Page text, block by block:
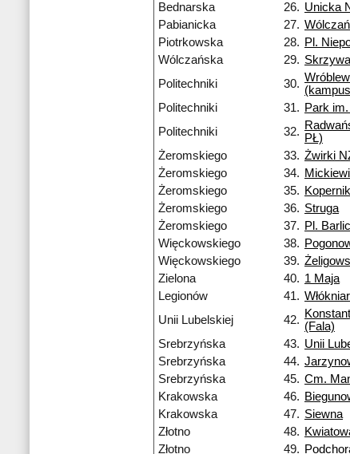
Bednarska
26. Unicka
Pabianicka
27.
Piotrkowska
28. Pl.
Wólczańska
29.
Politechniki
30.
Politechniki 31. Park
Politechniki
32. PŁ)
Żeromskiego 33. Żwirki
Żeromskiego
34.
Żeromskiego
35.
Żeromskiego
36. Struga
Żeromskiego
37. Pl.
Więckowskiego
38.
Więckowskiego
39.
Zielona
40. 1 Maja
Legionów
41.
Unii Lubelskiej
42. (Fala)
Srebrzyńska 43. Unii
Srebrzyńska
44.
Srebrzyńska
45. Cm.
Krakowska
46.
Krakowska
47. Siewna
Złotno
48.
Złotno
49.